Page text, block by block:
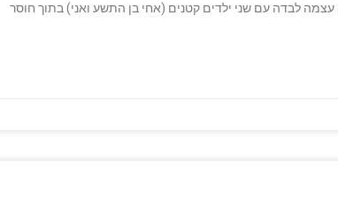
לבדה עם שני ילדים קטנים (אחי בן התשע ואני) בתוך חוסר